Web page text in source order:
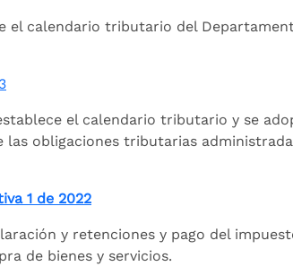
el calendario tributario del
el calendario tributario y se
las obligaciones tributarias
1 de 2022
y retenciones y pago del
de bienes y servicios.